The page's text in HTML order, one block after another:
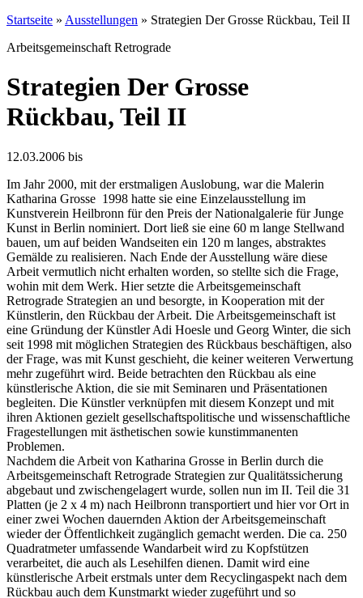
Startseite » Ausstellungen » Strategien Der Grosse Rückbau, Teil II
Arbeitsgemeinschaft Retrograde
Strategien Der Grosse
Rückbau, Teil II
12.03.2006 bis
Im Jahr 2000, mit der erstmaligen Auslobung, war die Malerin
Katharina Grosse ­ 1998 hatte sie eine Einzelausstellung im
Kunstverein Heilbronn für den Preis der Nationalgalerie für Junge
Kunst in Berlin nominiert. Dort ließ sie eine 60 m lange Stellwand
bauen, um auf beiden Wandseiten ein 120 m langes, abstraktes
Gemälde zu realisieren. Nach Ende der Ausstellung wäre diese
Arbeit vermutlich nicht erhalten worden, so stellte sich die Frage,
wohin mit dem Werk. Hier setzte die Arbeitsgemeinschaft
Retrograde Strategien an und besorgte, in Kooperation mit der
Künstlerin, den Rückbau der Arbeit. Die Arbeitsgemeinschaft ist
eine Gründung der Künstler Adi Hoesle und Georg Winter, die sich
seit 1998 mit möglichen Strategien des Rückbaus beschäftigen, also
der Frage, was mit Kunst geschieht, die keiner weiteren Verwertung
mehr zugeführt wird. Beide betrachten den Rückbau als eine
künstlerische Aktion, die sie mit Seminaren und Präsentationen
begleiten. Die Künstler verknüpfen mit diesem Konzept und mit
ihren Aktionen gezielt gesellschaftspolitische und wissenschaftliche
Fragestellungen mit ästhetischen sowie kunstimmanenten
Problemen.
Nachdem die Arbeit von Katharina Grosse in Berlin durch die
Arbeitsgemeinschaft Retrograde Strategien zur Qualitätssicherung
abgebaut und zwischengelagert wurde, sollen nun im II. Teil die 31
Platten (je 2 x 4 m) nach Heilbronn transportiert und hier vor Ort in
einer zwei Wochen dauernden Aktion der Arbeitsgemeinschaft
wieder der Öffentlichkeit zugänglich gemacht werden. Die ca. 250
Quadratmeter umfassende Wandarbeit wird zu Kopfstützen
verarbeitet, die auch als Lesehilfen dienen. Damit wird eine
künstlerische Arbeit erstmals unter dem Recyclingaspekt nach dem
Rückbau auch dem Kunstmarkt wieder zugeführt und so